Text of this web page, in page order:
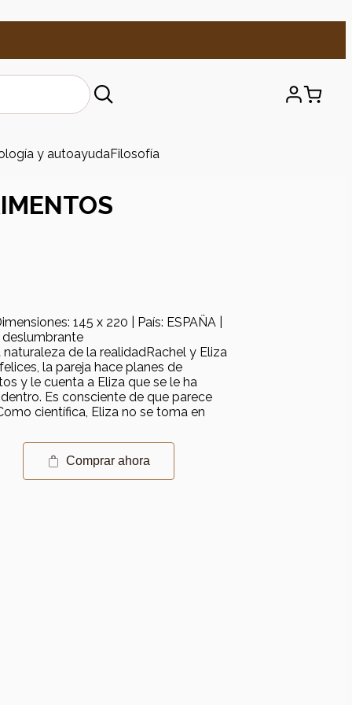
y autoayudaFilosofía
145 x 220 | País: ESPAÑA |
deslumbrante
de la realidadRachel y Eliza
la pareja hace planes de
y le cuenta a Eliza que se le ha
Es consciente de que parece
científica, Eliza no se toma en
Comprar ahora